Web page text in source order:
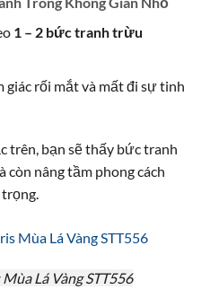
1 – 2 bức tranh trừu
giác rối mắt và mất đi sự tinh
trên, bạn sẽ thấy bức tranh
nâng tầm phong cách
trọng.
Lá Vàng STT556